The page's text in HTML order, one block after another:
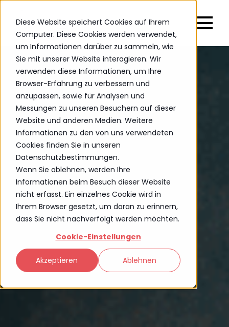
Diese Website speichert Cookies auf Ihrem
Computer. Diese Cookies werden verwendet,
um Informationen darüber zu sammeln, wie
Sie mit unserer Website interagieren. Wir
verwenden diese Informationen, um Ihre
Browser-Erfahrung zu verbessern und
anzupassen, sowie für Analysen und
Messungen zu unseren Besuchern auf dieser
Website und anderen Medien. Weitere
Informationen zu den von uns verwendeten
Cookies finden Sie in unseren
Datenschutzbestimmungen.
Wenn Sie ablehnen, werden Ihre
Informationen beim Besuch dieser Website
nicht erfasst. Ein einzelnes Cookie wird in
Ihrem Browser gesetzt, um daran zu erinnern,
dass Sie nicht nachverfolgt werden möchten.
Cookie-Einstellungen
Akzeptieren Ablehnen